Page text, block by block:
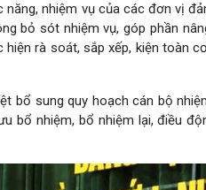
nhiệm vụ của các đơn vị
bỏ sót nhiệm vụ, góp phần
rà soát, sắp xếp, kiện toàn
bổ sung quy hoạch cán bộ
bổ nhiệm, bổ nhiệm lại, điều